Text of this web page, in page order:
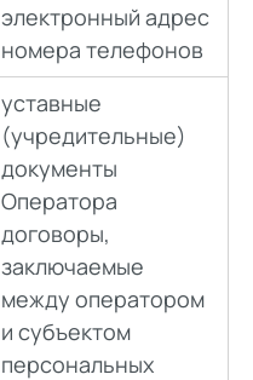
электронный адрес
номера телефонов
уставные
(учредительные)
документы
Оператора
договоры,
заключаемые
между оператором
и субъектом
персональных